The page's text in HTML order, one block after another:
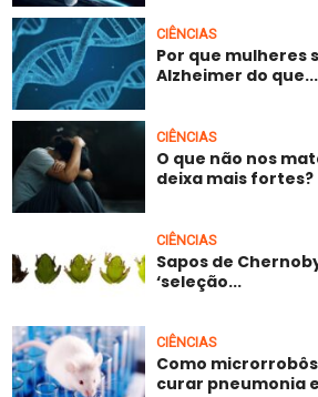
CIÊNCIAS
Por que mulheres
Alzheimer do que...
CIÊNCIAS
O que não nos
deixa mais fortes?
CIÊNCIAS
Sapos de
‘seleção...
CIÊNCIAS
Como
curar pneumonia